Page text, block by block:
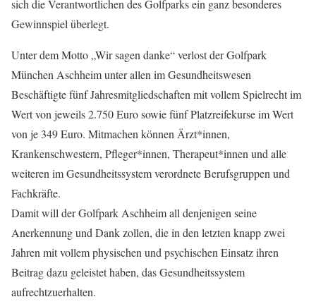
sich die Verantwortlichen des Golfparks ein ganz besonderes
Gewinnspiel überlegt.
Unter dem Motto „Wir sagen danke“ verlost der Golfpark
München Aschheim unter allen im Gesundheitswesen
Beschäftigte fünf Jahresmitgliedschaften mit vollem Spielrecht im
Wert von jeweils 2.750 Euro sowie fünf Platzreifekurse im Wert
von je 349 Euro. Mitmachen können Ärzt*innen,
Krankenschwestern, Pfleger*innen, Therapeut*innen und alle
weiteren im Gesundheitssystem verordnete Berufsgruppen und
Fachkräfte.
Damit will der Golfpark Aschheim all denjenigen seine
Anerkennung und Dank zollen, die in den letzten knapp zwei
Jahren mit vollem physischen und psychischen Einsatz ihren
Beitrag dazu geleistet haben, das Gesundheitssystem
aufrechtzuerhalten.